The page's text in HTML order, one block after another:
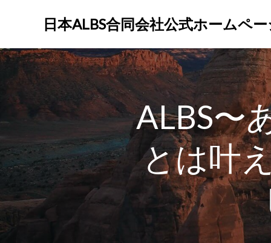
ン
ツ
ッ
日本ALBS合同会社公式ホームペ
ALBS〜
とは叶